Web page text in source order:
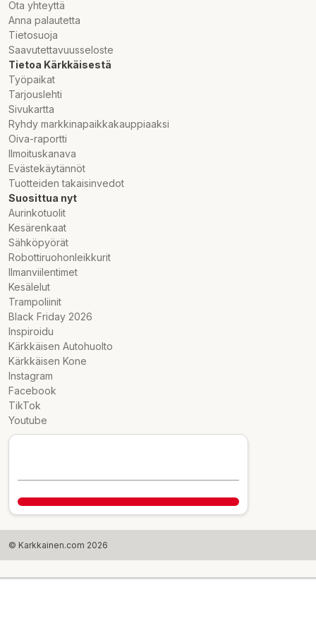
Ota yhteyttä
Anna palautetta
Tietosuoja
Saavutettavuusseloste
Tietoa Kärkkäisestä
Työpaikat
Tarjouslehti
Sivukartta
Ryhdy markkinapaikkakauppiaaksi
Oiva-raportti
Ilmoituskanava
Evästekäytännöt
Tuotteiden takaisinvedot
Suosittua nyt
Aurinkotuolit
Kesärenkaat
Sähköpyörät
Robottiruohonleikkurit
Ilmanviilentimet
Kesälelut
Trampoliinit
Black Friday 2026
Inspiroidu
Kärkkäisen Autohuolto
Kärkkäisen Kone
Instagram
Facebook
TikTok
Youtube
© Karkkainen.com 2026